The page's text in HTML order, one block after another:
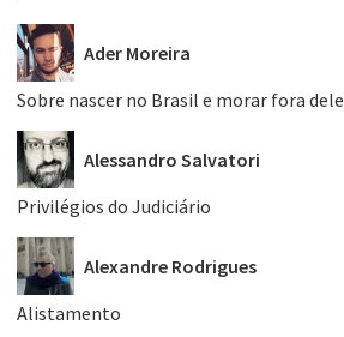
Ader Moreira
Sobre nascer no Brasil e morar fora dele
Alessandro Salvatori
Privilégios do Judiciário
Alexandre Rodrigues
Alistamento